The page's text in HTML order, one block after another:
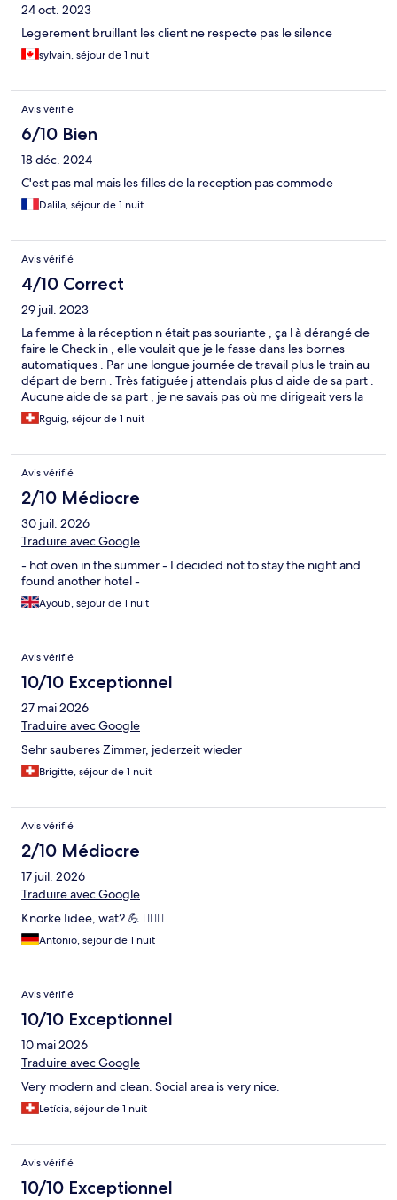
24 oct. 2023
Legerement bruillant les client ne respecte pas le silence
sylvain, séjour de 1 nuit
Avis vérifié
6/10 Bien
18 déc. 2024
C'est pas mal mais les filles de la reception pas commode
Dalila, séjour de 1 nuit
Avis vérifié
4/10 Correct
29 juil. 2023
La femme à la réception n était pas souriante , ça l à dérangé de
faire le Check in , elle voulait que je le fasse dans les bornes
automatiques . Par une longue journée de travail plus le train au
départ de bern . Très fatiguée j attendais plus d aide de sa part .
Aucune aide de sa part , je ne savais pas où me dirigeait vers la
capsule . Dommage tout est bien organisé et joli propre .
Rguig, séjour de 1 nuit
Avis vérifié
2/10 Médiocre
30 juil. 2026
Traduire avec Google
- hot oven in the summer - I decided not to stay the night and
found another hotel -
Ayoub, séjour de 1 nuit
Avis vérifié
10/10 Exceptionnel
27 mai 2026
Traduire avec Google
Sehr sauberes Zimmer, jederzeit wieder
Brigitte, séjour de 1 nuit
Avis vérifié
2/10 Médiocre
17 juil. 2026
Traduire avec Google
Knorke Iidee, wat? 💪 🏳️‍🌈🌀
Antonio, séjour de 1 nuit
Avis vérifié
10/10 Exceptionnel
10 mai 2026
Traduire avec Google
Very modern and clean. Social area is very nice.
Letícia, séjour de 1 nuit
Avis vérifié
10/10 Exceptionnel